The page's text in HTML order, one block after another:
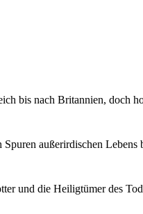
bis nach Britannien, doch
außerirdischen
und die Heiligtümer des